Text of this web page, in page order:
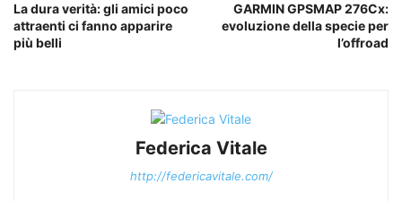
La dura verità: gli amici poco
attraenti ci fanno apparire
più belli
GARMIN GPSMAP 276Cx:
evoluzione della specie per
l’offroad
Federica Vitale
http://federicavitale.com/